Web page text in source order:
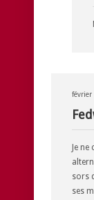
février
Je
sors
ses